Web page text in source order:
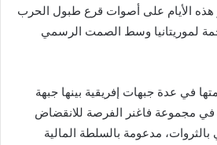
هذه الأيام على أصوات قرع طبول الحرب
لموريتانيا وسط الصمت الرسمي
في عدة جبهات إفريقية بينها جبهة
في مجموعة فاغنر الفرصة للانقضاض
مدعومة بالسلطة المالية